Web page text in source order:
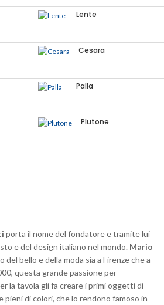
Lente
Cesara
Palla
Plutone
porta il nome del fondatore e tramite lui
e del design italiano nel mondo. Mario
del bello e della moda sia a Firenze che a
questa grande passione per
la tavola gli fa creare i primi oggetti di
di colori, che lo rendono famoso in